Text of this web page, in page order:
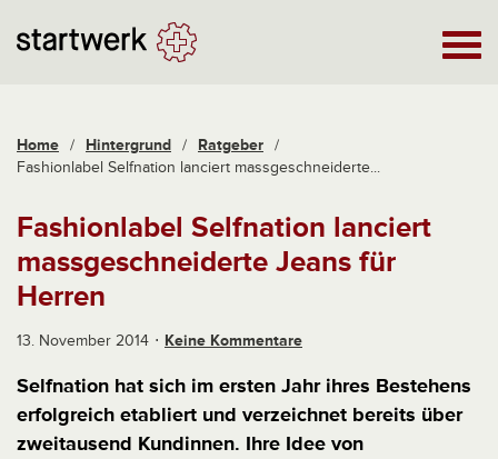
Home / Hintergrund / Ratgeber /
Fashionlabel Selfnation lanciert massgeschneiderte...
Fashionlabel Selfnation lanciert
massgeschneiderte Jeans für
Herren
13. November 2014 Keine Kommentare
Selfnation hat sich im ersten Jahr ihres Bestehens
erfolgreich etabliert und verzeichnet bereits über
zweitausend Kundinnen. Ihre Idee von